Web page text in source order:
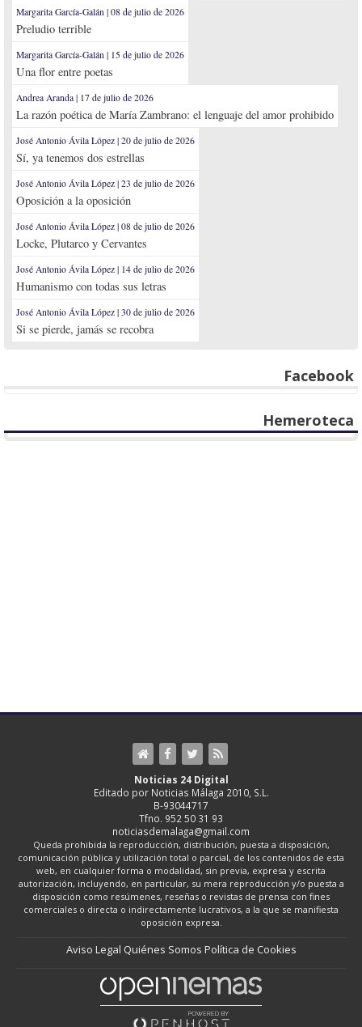
Margarita García-Galán | 08 de julio de 2026
Preludio terrible
Margarita García-Galán | 15 de julio de 2026
Una flor entre poetas
Andrea Aranda | 17 de julio de 2026
La razón poética de María Zambrano: el lenguaje del amor prohibido
José Antonio Ávila López | 20 de julio de 2026
Sí, ya tenemos dos estrellas
José Antonio Ávila López | 23 de julio de 2026
Oposición a la oposición
José Antonio Ávila López | 08 de julio de 2026
Locke, Plutarco y Cervantes
José Antonio Ávila López | 14 de julio de 2026
Humanismo con todas sus letras
José Antonio Ávila López | 30 de julio de 2026
Si se pierde, jamás se recobra
Facebook
Hemeroteca
Noticias 24 Digital
Editado por Noticias Málaga 2010, S.L.
B-93044717
Tfno. 952 50 31 93
noticiasdemalaga@gmail.com
Queda prohibida la reproducción, distribución, puesta a disposición,
comunicación pública y utilización total o parcial, de los contenidos de esta
web, en cualquier forma o modalidad, sin previa, expresa y escrita
autorización, incluyendo, en particular, su mera reproducción y/o puesta a
disposición como resúmenes, reseñas o revistas de prensa con fines
comerciales o directa o indirectamente lucrativos, a la que se manifiesta
oposición expresa.
Aviso Legal Quiénes Somos Política de Cookies